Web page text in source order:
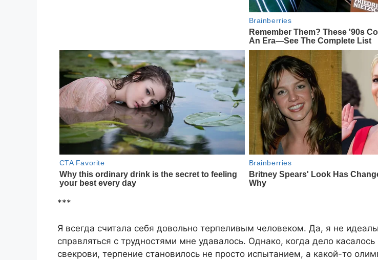
***
Я всегда считала себя довольно терпеливым человеком. Да, я не
справляться с трудностями мне удавалось. Однако, когда дело
свекрови, терпение становилось не просто испытанием, а какой-то